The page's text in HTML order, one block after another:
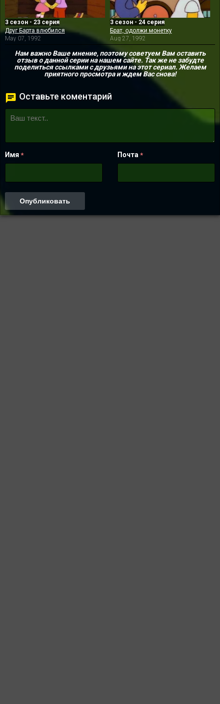
3 сезон - 23 серия
Друг Барта влюбился
May 07, 1992
3 сезон - 24 серия
Брат, одолжи монетку
Aug 27, 1992
Нам важно Ваше мнение, поэтому советуем Вам оставить
отзыв о данной серии на нашем сайте. Так же не забудте
поделиться ссылками с друзьями на этот сериал. Желаем
приятного просмотра и ждем Вас снова!
Оставьте коментарий
Имя * Почта *